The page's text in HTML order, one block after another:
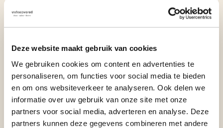
Deze website maakt gebruik van cookies
We gebruiken cookies om content en advertenties te
personaliseren, om functies voor social media te bieden
en om ons websiteverkeer te analyseren. Ook delen we
informatie over uw gebruik van onze site met onze
partners voor social media, adverteren en analyse. Deze
partners kunnen deze gegevens combineren met andere
Locatie:
Vorige